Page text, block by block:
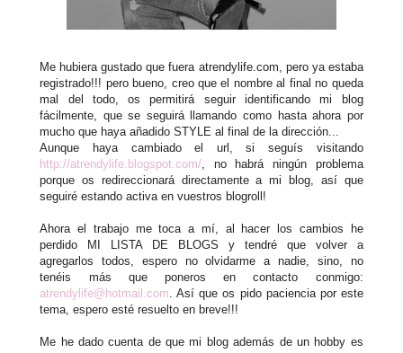
Me hubiera gustado que fuera atrendylife.com, pero ya estaba
registrado!!! pero bueno, creo que el nombre al final no queda
mal del todo, os permitirá seguir identificando mi blog
fácilmente, que se seguirá llamando como hasta ahora por
mucho que haya añadido STYLE al final de la dirección...
Aunque haya cambiado el url, si seguís visitando
http://atrendylife.blogspot.com/, no habrá ningún problema
porque os redireccionará directamente a mi blog, así que
seguiré estando activa en vuestros blogroll!
Ahora el trabajo me toca a mí, al hacer los cambios he
perdido MI LISTA DE BLOGS y tendré que volver a
agregarlos todos, espero no olvidarme a nadie, sino, no
tenéis más que poneros en contacto conmigo:
atrendylife@hotmail.com. Así que os pido paciencia por este
tema, espero esté resuelto en breve!!!
Me he dado cuenta de que mi blog además de un hobby es